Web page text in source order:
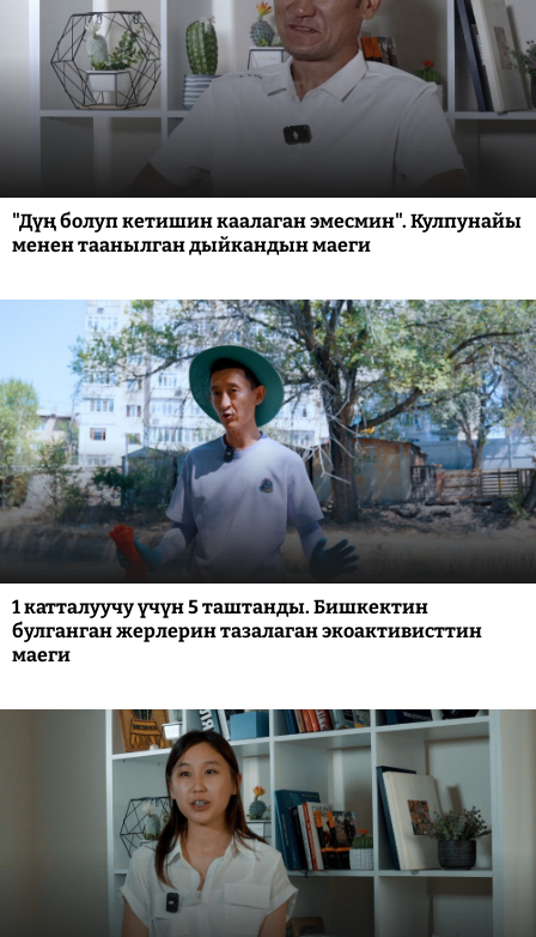
"Дүң болуп кетишин каалаган эмесмин". Кулпунайы
менен таанылган дыйкандын маеги
1 катталуучу үчүн 5 таштанды. Бишкектин
булганган жерлерин тазалаган экоактивисттин
маеги